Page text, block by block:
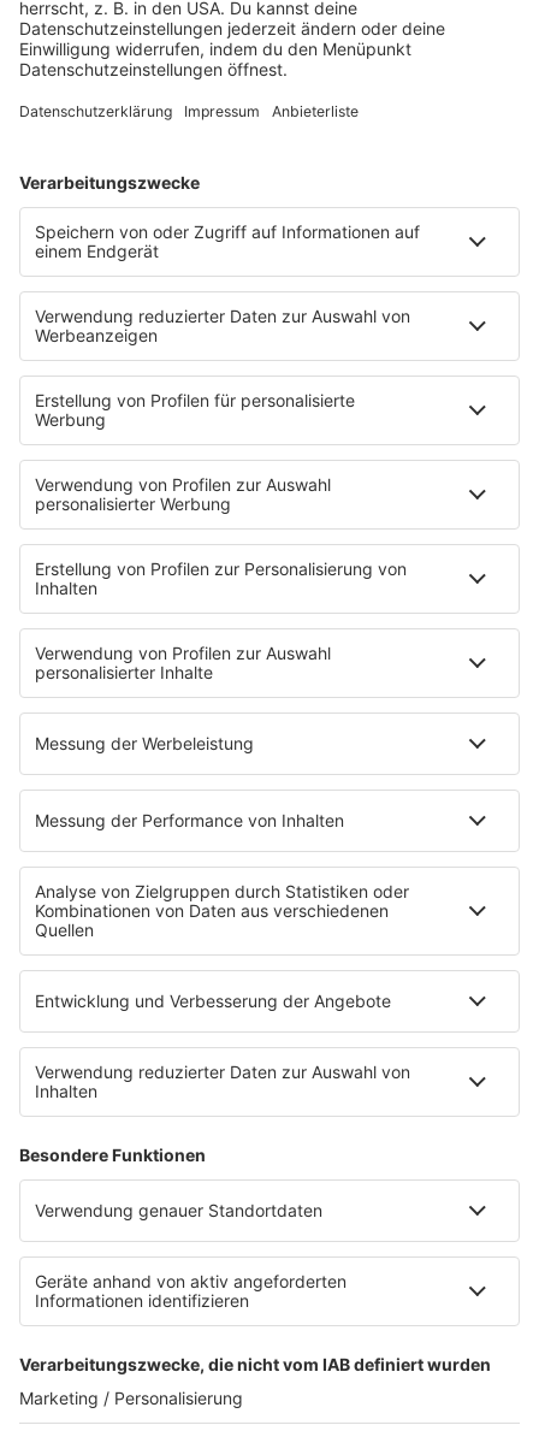
FUN
Kontakt-Board
App
T.B. Action-Hero
10 Fragen 10 Antworten
Chat-Community
SALÜ TV
SERVICE
Wetter
Verkehr & Blitzer
Weggehtipps
Jobbörse
Tipps und Tricks
SALÜ BONUS
INSIDE / B2B
B2B / Mediadaten
Empfang (DAB+, UKW, IP)
RADIO SALÜ Team
Alexa
App
WhatsApp-Kanal
Impressum
AGB
Datenschutzerklärung
Teilnahmebedingungen
Presse
Kontakt